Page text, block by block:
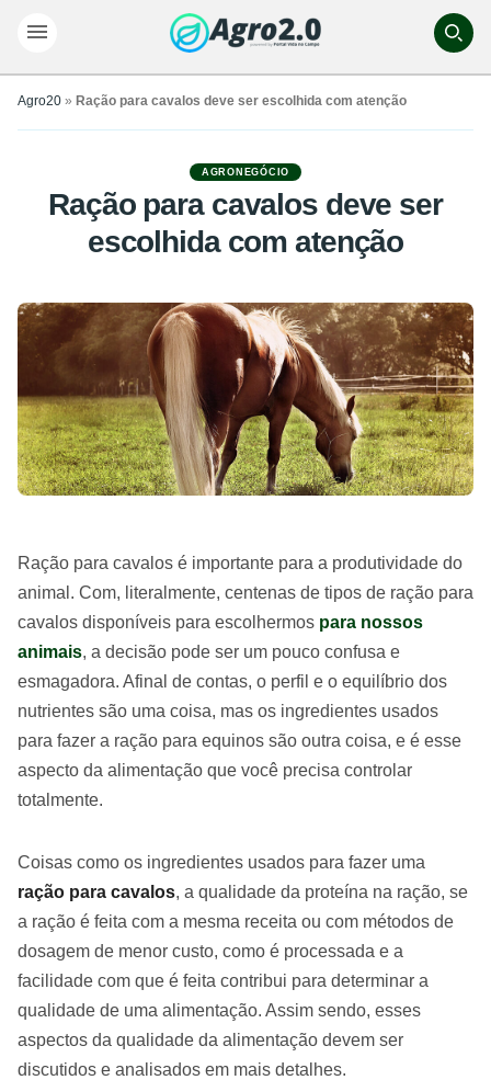
Agro20 » Ração para cavalos deve ser escolhida com atenção
AGRONEGÓCIO
Ração para cavalos deve ser
escolhida com atenção
Ração para cavalos é importante para a produtividade do
animal. Com, literalmente, centenas de tipos de ração para
cavalos disponíveis para escolhermos para nossos
animais, a decisão pode ser um pouco confusa e
esmagadora. Afinal de contas, o perfil e o equilíbrio dos
nutrientes são uma coisa, mas os ingredientes usados ​​
para fazer a ração para equinos são outra coisa, e é esse
aspecto da alimentação que você precisa controlar
totalmente.
Coisas como os ingredientes usados ​​para fazer uma
ração para cavalos, a qualidade da proteína na ração, se
a ração é feita com a mesma receita ou com métodos de
dosagem de menor custo, como é processada e a
facilidade com que é feita contribui para determinar a
qualidade de uma alimentação. Assim sendo, esses
aspectos da qualidade da alimentação devem ser
discutidos e analisados em mais detalhes.